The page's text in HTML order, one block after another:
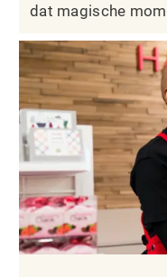
dat magische